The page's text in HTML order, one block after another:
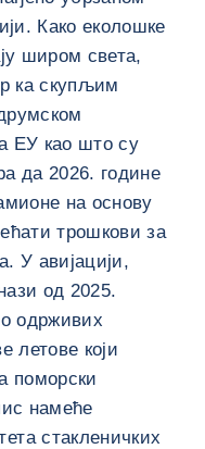
Како еколошке
широм света,
ка скупљим
ЕУ као што су
да 2026. године
на основу
трошкови за
У авијацији,
од 2025.
одрживих
летове који
поморски
намеће
стакленичких